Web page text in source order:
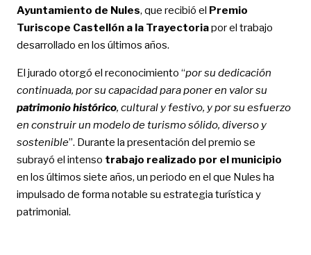
Ayuntamiento de Nules, que recibió el Premio
Turiscope Castellón a la Trayectoriapor el trabajo
desarrollado en los últimos años.
El jurado otorgó el reconocimiento “por su dedicación
continuada, por su capacidad para poner en valor su
patrimonio histórico, cultural y festivo, y por su esfuerzo
en construir un modelo de turismo sólido, diverso y
sostenible”. Durante la presentación del premio se
subrayó el intenso trabajo realizado por el municipio
en los últimos siete años, un periodo en el que Nules ha
impulsado de forma notable su estrategia turística y
patrimonial.